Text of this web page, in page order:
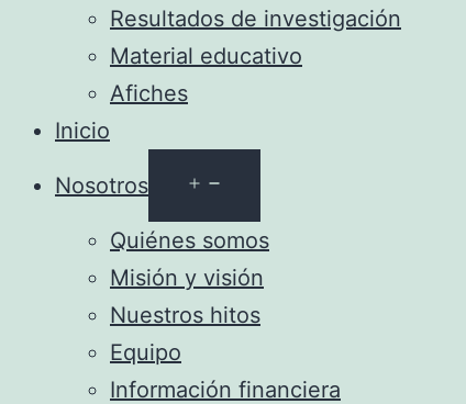
Resultados de investigación
Material educativo
Afiches
Inicio
Nosotros
el
menú
Quiénes somos
Misión y visión
Nuestros hitos
Equipo
Información financiera